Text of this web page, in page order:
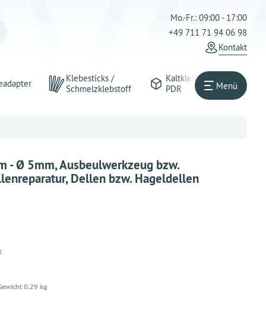
Mo.-Fr.: 09:00 - 17:00
+49 711 71 94 06 98
Kontakt
Klebesticks /
Schmelzklebstoff
Kaltkleber
PDR
Menü
- Ø 5mm, Ausbeulwerkzeug bzw.
Dellen bzw. Hageldellen
0,29 kg